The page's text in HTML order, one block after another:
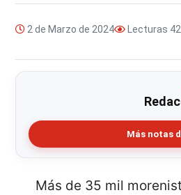
2 de Marzo de 2024 Lecturas
Más notas
Más de 35 mil